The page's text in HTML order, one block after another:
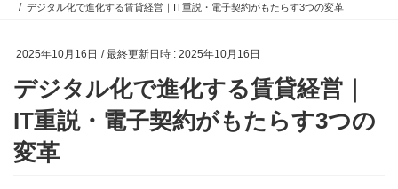
デジタル化で進化する賃貸経営｜IT重説・電子契約がもたらす3つの変革
2025年10月16日 / 最終更新日時 : 2025年10月16日
デジタル化で進化する賃貸経営｜
IT重説・電子契約がもたらす3つの
変革